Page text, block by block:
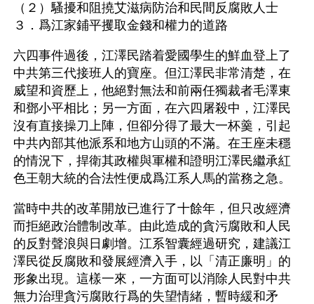
（２）騷擾和阻撓艾滋病防治和民間反腐敗人士
３．爲江家鋪平攫取金錢和權力的道路
六四事件過後，江澤民踏着愛國學生的鮮血登上了
中共第三代接班人的寶座。但江澤民非常清楚，在
威望和資歷上，他絕對無法和前兩任獨裁者毛澤東
和鄧小平相比；另一方面，在六四屠殺中，江澤民
沒有直接操刀上陣，但卻分得了最大一杯羹，引起
中共內部其他派系和地方山頭的不滿。在王座未穩
的情況下，捍衛其政權與軍權和證明江澤民繼承紅
色王朝大統的合法性便成爲江系人馬的當務之急。
當時中共的改革開放已進行了十餘年，但只改經濟
而拒絕政治體制改革。由此造成的貪污腐敗和人民
的反對聲浪與日劇增。江系智囊經過研究，建議江
澤民從反腐敗和發展經濟入手，以「清正廉明」的
形象出現。這樣一來，一方面可以消除人民對中共
無力治理貪污腐敗行爲的失望情緒，暫時緩和矛